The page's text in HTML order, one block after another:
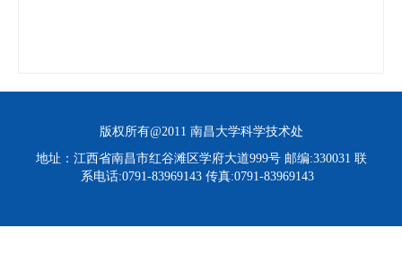
版权所有@2011 南昌大学科学技术处
地址：江西省南昌市红谷滩区学府大道999号 邮编:330031 联
系电话:0791-83969143 传真:0791-83969143